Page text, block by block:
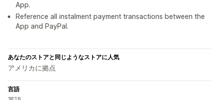
App.
Reference all instalment payment transactions between the
App and PayPal.
あなたのストアと同じようなストアに人気
アメリカに拠点
言語